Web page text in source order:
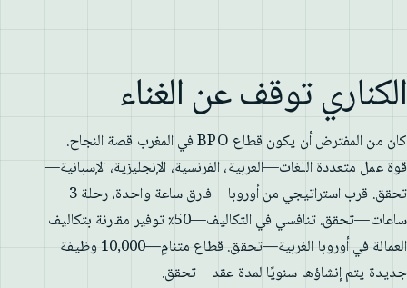
الكناري توقف عن الغناء
كان من المفترض أن يكون قطاع BPO في المغرب قصة النجاح.
قوة عمل متعددة اللغات—العربية، الفرنسية، الإنجليزية، الإسبانية—
تحقق. قرب استراتيجي من أوروبا—فارق ساعة واحدة، رحلة 3
ساعات—تحقق. تنافسي في التكاليف—50٪ توفير مقارنة بتكاليف
العمالة في أوروبا الغربية—تحقق. قطاع متنامٍ—10,000 وظيفة
جديدة يتم إنشاؤها سنويًا لمدة عقد—تحقق.